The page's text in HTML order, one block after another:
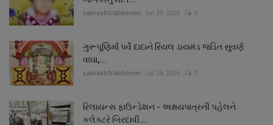
saurashtrabhoomi Jul 29, 2026 0
ગુરૂપૂણિર્માં પર્વે દાદાને રિયલ ડાયમંડ જડિત સુવર્ણ
વાઘા,...
saurashtrabhoomi Jul 29, 2026 0
રિલાયન્સ ફાઉન્ડેશન - અક્ષયપાત્રની પહેલને
કલેક્ટરે બિરદાવી...